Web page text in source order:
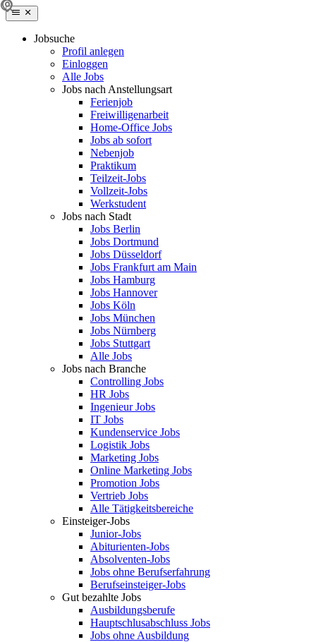
Jobsuche
Profil anlegen
Einloggen
Alle Jobs
Jobs nach Anstellungsart
Ferienjob
Freiwilligenarbeit
Home-Office Jobs
Jobs ab sofort
Nebenjob
Praktikum
Teilzeit-Jobs
Vollzeit-Jobs
Werkstudent
Jobs nach Stadt
Jobs Berlin
Jobs Dortmund
Jobs Düsseldorf
Jobs Frankfurt am Main
Jobs Hamburg
Jobs Hannover
Jobs Köln
Jobs München
Jobs Nürnberg
Jobs Stuttgart
Alle Jobs
Jobs nach Branche
Controlling Jobs
HR Jobs
Ingenieur Jobs
IT Jobs
Kundenservice Jobs
Logistik Jobs
Marketing Jobs
Online Marketing Jobs
Promotion Jobs
Vertrieb Jobs
Alle Tätigkeitsbereiche
Einsteiger-Jobs
Junior-Jobs
Abiturienten-Jobs
Absolventen-Jobs
Jobs ohne Berufserfahrung
Berufseinsteiger-Jobs
Gut bezahlte Jobs
Ausbildungsberufe
Hauptschlusabschluss Jobs
Jobs ohne Ausbildung